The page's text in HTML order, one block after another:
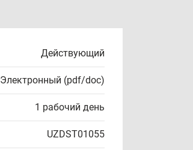
Действующий
Электронный (pdf/doc)
1 рабочий день
UZDST01055